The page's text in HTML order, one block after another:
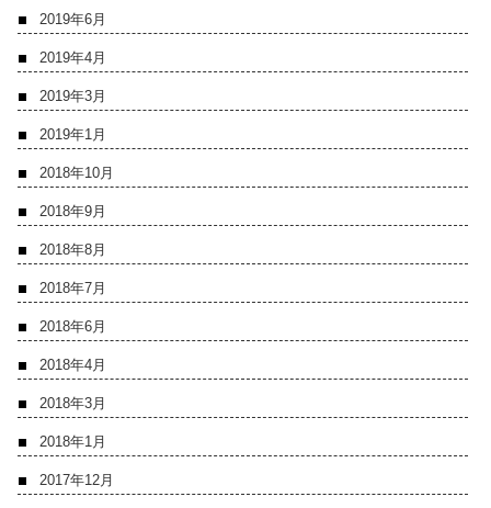
2019年6月
2019年4月
2019年3月
2019年1月
2018年10月
2018年9月
2018年8月
2018年7月
2018年6月
2018年4月
2018年3月
2018年1月
2017年12月